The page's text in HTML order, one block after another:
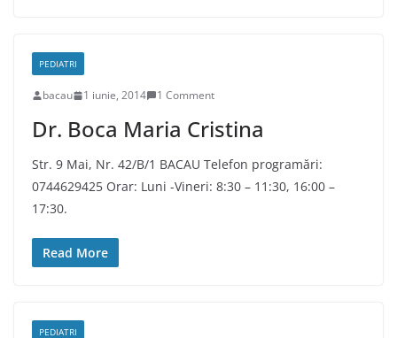
PEDIATRI
bacau 1 iunie, 2014 1 Comment
Dr. Boca Maria Cristina
Str. 9 Mai, Nr. 42/B/1 BACAU Telefon programări:
0744629425 Orar: Luni -Vineri: 8:30 – 11:30, 16:00 –
17:30.
Read More
PEDIATRI